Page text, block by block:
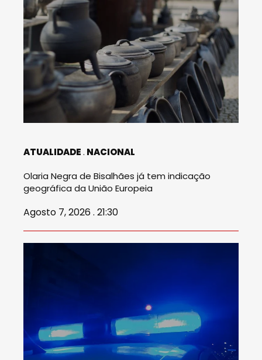
ATUALIDADE NACIONAL
Olaria Negra de Bisalhães já tem indicação
geográfica da União Europeia
Agosto 7, 2026 . 21:30